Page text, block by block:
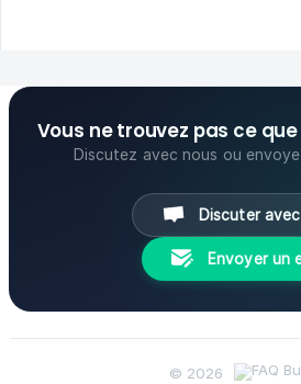
Vous ne trouvez pas ce
Discutez avec nous ou
Discuter
Envoyer un
© 2026